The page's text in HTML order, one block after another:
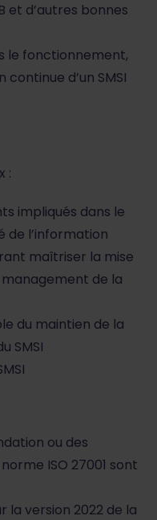
et d’autres bonnes
le fonctionnement,
d’un SMSI
:
impliqués dans le
de l’information
maîtriser la mise
de la
du maintien de la
SMSI
ou des
ISO 27001 sont
la version 2022 de la